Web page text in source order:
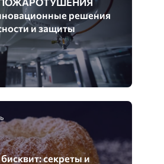
решения
и защиты
секреты и